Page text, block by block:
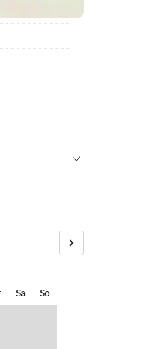
Bundesstraße
Hof bei
nach Fuschl
Sa So